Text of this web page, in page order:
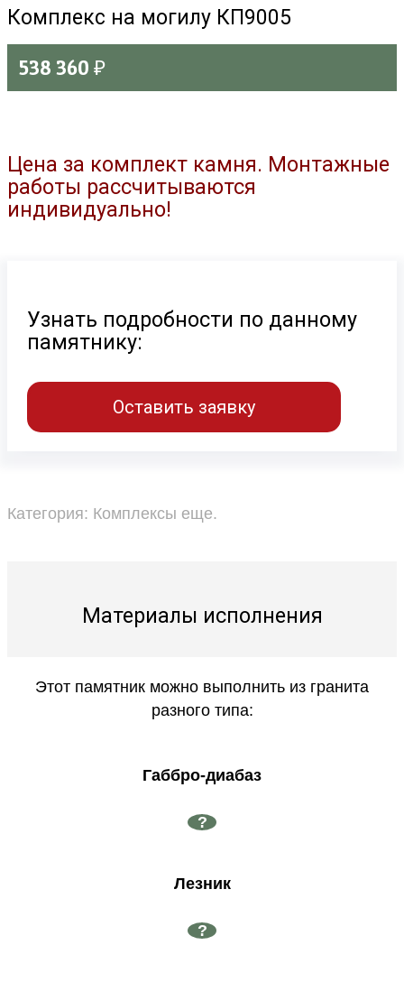
Комплекс на могилу КП9005
538 360 ₽
Цена за комплект камня. Монтажные
работы рассчитываются
индивидуально!
Узнать подробности по данному
памятнику:
Оставить заявку
Категория: Комплексы еще.
Материалы исполнения
Этот памятник можно выполнить из гранита
разного типа:
Габбро-диабаз
?
Лезник
?